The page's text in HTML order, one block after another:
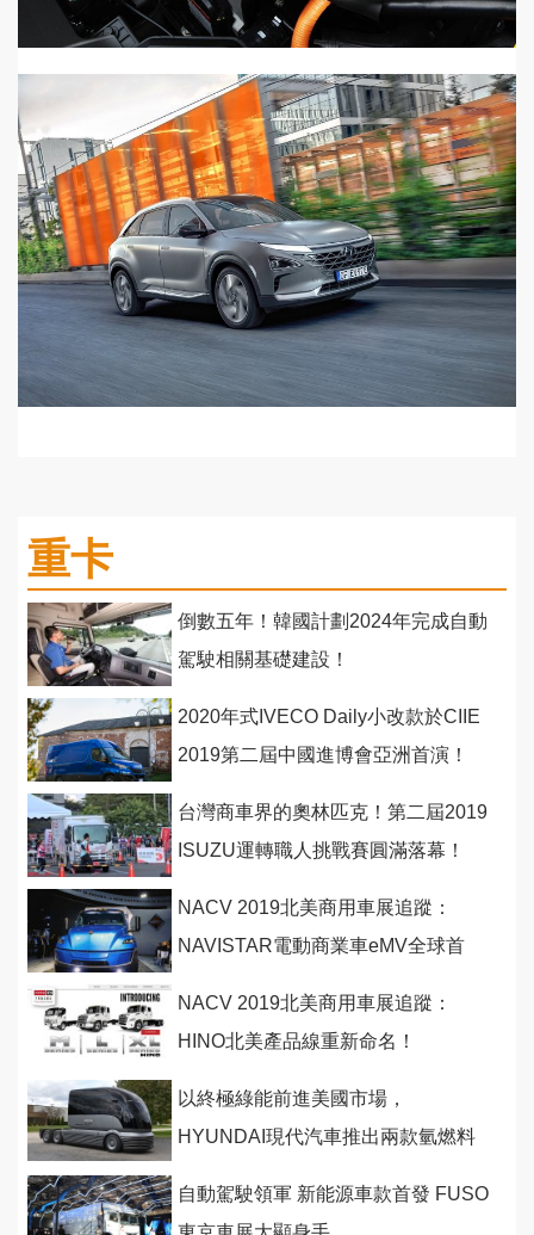
重卡
倒數五年！韓國計劃2024年完成自動
駕駛相關基礎建設！
2020年式IVECO Daily小改款於CIIE
2019第二屆中國進博會亞洲首演！
台灣商車界的奧林匹克！第二屆2019
ISUZU運轉職人挑戰賽圓滿落幕！
NACV 2019北美商用車展追蹤：
NAVISTAR電動商業車eMV全球首
NACV 2019北美商用車展追蹤：
HINO北美產品線重新命名！
以終極綠能前進美國市場，
HYUNDAI現代汽車推出兩款氫燃料
自動駕駛領軍 新能源車款首發 FUSO